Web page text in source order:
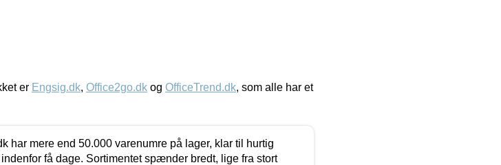
er Engsig.dk, Office2go.dk og OfficeTrend.dk, som alle har et
har mere end 50.000 varenumre på lager, klar til hurtig
indenfor få dage. Sortimentet spænder bredt, lige fra stort